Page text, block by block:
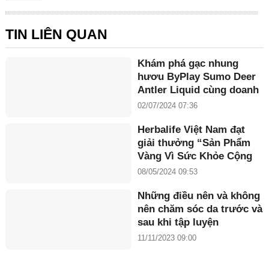
TIN LIÊN QUAN
Khám phá gạc nhung
hươu ByPlay Sumo Deer
Antler Liquid cùng doanh
nhân Maria Tuyền
02/07/2024 07:36
Herbalife Việt Nam đạt
giải thưởng “Sản Phẩm
Vàng Vì Sức Khỏe Cộng
Đồng năm 2024”
08/05/2024 09:53
Những điều nên và không
nên chăm sóc da trước và
sau khi tập luyện
11/11/2023 09:00